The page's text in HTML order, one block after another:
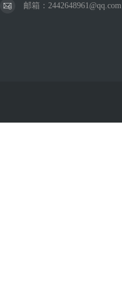
邮箱：2442648961@qq.com